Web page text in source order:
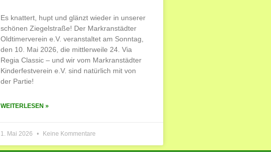
Es knattert, hupt und glänzt wieder in unserer
schönen Ziegelstraße! Der Markranstädter
Oldtimerverein e.V. veranstaltet am Sonntag,
den 10. Mai 2026, die mittlerweile 24. Via
Regia Classic – und wir vom Markranstädter
Kinderfestverein e.V. sind natürlich mit von
der Partie!
WEITERLESEN »
1. Mai 2026 Keine Kommentare